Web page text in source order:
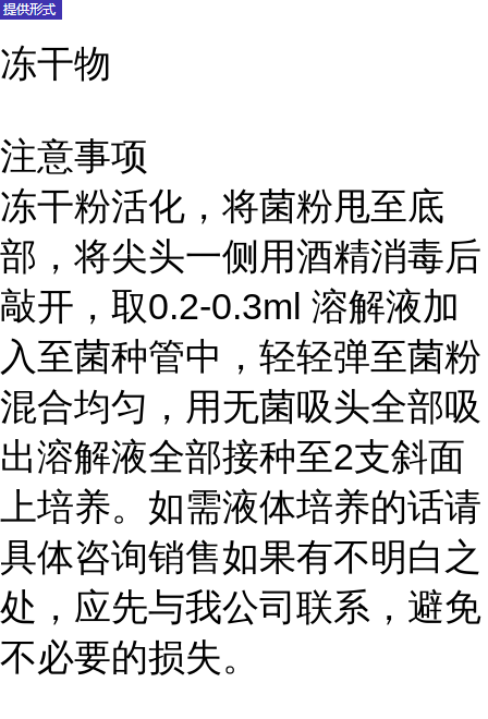
冻干物
注意事项
冻干粉活化，将菌粉甩至底
部，将尖头一侧用酒精消毒后
敲开，取0.2-0.3ml 溶解液加
入至菌种管中，轻轻弹至菌粉
混合均匀，用无菌吸头全部吸
出溶解液全部接种至2支斜面
上培养。如需液体培养的话请
具体咨询销售如果有不明白之
处，应先与我公司联系，避免
不必要的损失。